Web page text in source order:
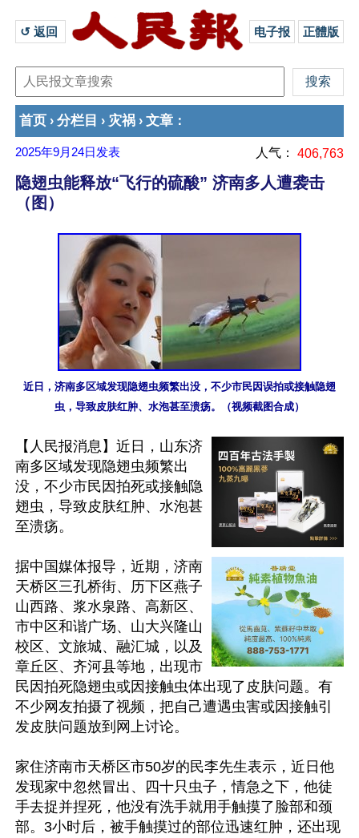
↺ 返回 电子报 正體版
首页 › 分栏目 › 灾祸 › 文章 ：
2025年9月24日 发表 人气： 406,763
隐翅虫能释放“飞行的硫酸” 济南多人遭袭击
（图）
近日，济南多区域发现隐翅虫频繁出没，不少市民因误拍或接触隐翅
虫，导致皮肤红肿、水泡甚至溃疡。（视频截图合成）
【人民报消息】近日，山东济
南多区域发现隐翅虫频繁出
没，不少市民因拍死或接触隐
翅虫，导致皮肤红肿、水泡甚
至溃疡。
据中国媒体报导，近期，济南
天桥区三孔桥街、历下区燕子
山西路、浆水泉路、高新区、
市中区和谐广场、山大兴隆山
校区、文旅城、融汇城，以及
章丘区、齐河县等地，出现市
民因拍死隐翅虫或因接触虫体出现了皮肤问题。有
不少网友拍摄了视频，把自己遭遇虫害或因接触引
发皮肤问题放到网上讨论。
家住济南市天桥区市50岁的民李先生表示，近日他
发现家中忽然冒出、四十只虫子，情急之下，他徒
手去捉并捏死，他没有洗手就用手触摸了脸部和颈
部。3小时后，被手触摸过的部位迅速红肿，还出现